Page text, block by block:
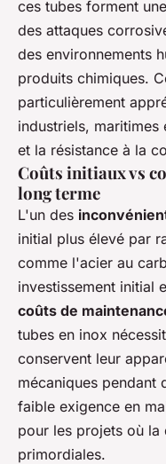
ces tubes forment
des attaques
des environnements
produits chimiques.
particulièrement
industriels,
et la résistance à la
Coûts initiaux vs
long terme
L'un des
initial plus élevé par
comme l'acier au
investissement initial
coûts de
tubes en inox
conservent leur
mécaniques pendant
faible exigence en
pour les projets où
primordiales.